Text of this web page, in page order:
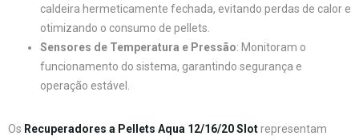
caldeira hermeticamente fechada, evitando perdas de calor e
otimizando o consumo de pellets.
Sensores de Temperatura e Pressão: Monitoram o
funcionamento do sistema, garantindo segurança e
operação estável.
Os Recuperadores a Pellets Aqua 12/16/20 Slotrepresentam